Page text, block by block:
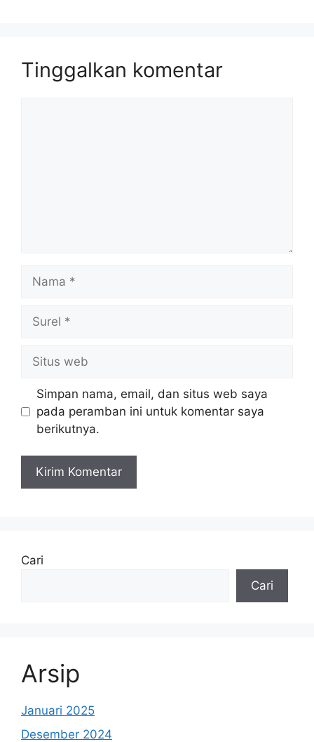
Tinggalkan komentar
web
Simpan nama, email, dan situs web saya
pada peramban ini untuk komentar saya
berikutnya.
Cari
Cari
Arsip
Januari 2025
Desember 2024